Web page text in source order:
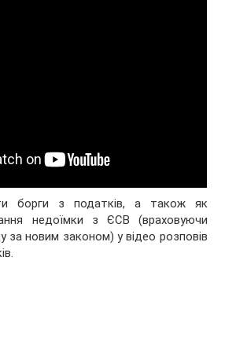
борги з податків, а також як
недоїмки з ЄСВ (враховуючи
за новим законом) у відео розповів